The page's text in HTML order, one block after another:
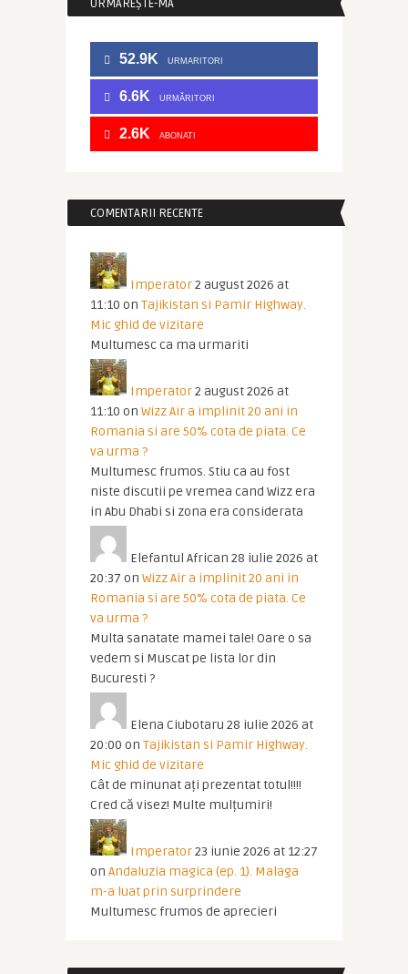
URMĂREȘTE-MĂ
52.9K URMARITORI
6.6K URMĂRITORI
2.6K ABONATI
COMENTARII RECENTE
Imperator2 august 2026 at
11:10 on Tajikistan si Pamir Highway.
Mic ghid de vizitare
Multumesc ca ma urmariti
Imperator2 august 2026 at
11:10 on Wizz Air a implinit 20 ani in
Romania si are 50% cota de piata. Ce
va urma ?
Multumesc frumos. Stiu ca au fost
niste discutii pe vremea cand Wizz era
in Abu Dhabi si zona era considerata
Elefantul African 28 iulie 2026 at
20:37 on Wizz Air a implinit 20 ani in
Romania si are 50% cota de piata. Ce
va urma ?
Multa sanatate mamei tale! Oare o sa
vedem si Muscat pe lista lor din
Bucuresti ?
Elena Ciubotaru 28 iulie 2026 at
20:00 on Tajikistan si Pamir Highway.
Mic ghid de vizitare
Cât de minunat ați prezentat totul!!!!
Cred că visez! Multe mulțumiri!
Imperator23 iunie 2026 at 12:27
on Andaluzia magica (ep. 1). Malaga
m-a luat prin surprindere
Multumesc frumos de aprecieri